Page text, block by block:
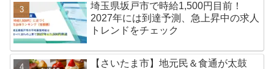
埼玉県坂戸市で時給1,500円目前！
2027年には到達予測、急上昇中の求人
トレンドをチェック
【さいたま市】地元民＆食通が太鼓